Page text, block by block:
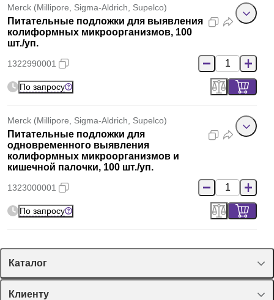
Merck (Millipore, Sigma-Aldrich, Supelco)
Питательные подложки для выявления
колиформных микроорганизмов, 100
шт./уп.
1322990001
По запросу
Merck (Millipore, Sigma-Aldrich, Supelco)
Питательные подложки для
одновременного выявления
колиформных микроорганизмов и
кишечной палочки, 100 шт./уп.
1323000001
По запросу
Каталог
Спецпредложения
Клиенту